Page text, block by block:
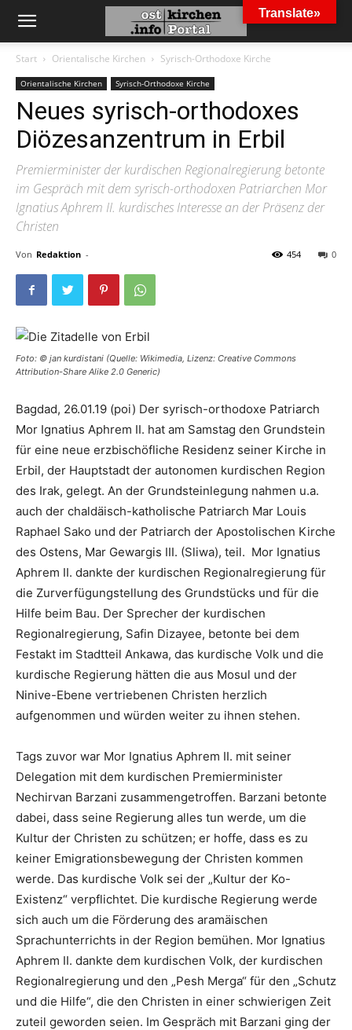
Start Orientalische Kirchen Syrisch-Orthodoxe Kirche
Orientalische Kirchen Syrisch-Orthodoxe Kirche
Neues syrisch-orthodoxes
Diözesanzentrum in Erbil
Premierminister der kurdischen Regionalregierung betonte
im Gespräch mit dem syrisch-orthodoxen Patriarchen Mor
Ignatius Aphrem II. kurdisches Interesse an der Präsenz der
Christen
Von Redaktion - 0
454
Foto: © jan kurdistani (Quelle: Wikimedia, Lizenz: Creative Commons
Attribution-Share Alike 2.0 Generic)
Bagdad, 26.01.19 (poi) Der syrisch-orthodoxe Patriarch
Mor Ignatius Aphrem II. hat am Samstag den Grundstein
für eine neue erzbischöfliche Residenz seiner Kirche in
Erbil, der Hauptstadt der autonomen kurdischen Region
des Irak, gelegt. An der Grundsteinlegung nahmen u.a.
auch der chaldäisch-katholische Patriarch Mar Louis
Raphael Sako und der Patriarch der Apostolischen Kirche
des Ostens, Mar Gewargis III. (Sliwa), teil. Mor Ignatius
Aphrem II. dankte der kurdischen Regionalregierung für
die Zurverfügungstellung des Grundstücks und für die
Hilfe beim Bau. Der Sprecher der kurdischen
Regionalregierung, Safin Dizayee, betonte bei dem
Festakt im Stadtteil Ankawa, das kurdische Volk und die
kurdische Regierung hätten die aus Mosul und der
Ninive-Ebene vertriebenen Christen herzlich
aufgenommen und würden weiter zu ihnen stehen.
Tags zuvor war Mor Ignatius Aphrem II. mit seiner
Delegation mit dem kurdischen Premierminister
Nechirvan Barzani zusammengetroffen. Barzani betonte
dabei, dass seine Regierung alles tun werde, um die
Kultur der Christen zu schützen; er hoffe, dass es zu
keiner Emigrationsbewegung der Christen kommen
werde. Das kurdische Volk sei der „Kultur der Ko-
Existenz“ verpflichtet. Die kurdische Regierung werde
sich auch um die Förderung des aramäischen
Sprachunterrichts in der Region bemühen. Mor Ignatius
Aphrem II. dankte dem kurdischen Volk, der kurdischen
Regionalregierung und den „Pesh Merga“ für den „Schutz
und die Hilfe“, die den Christen in einer schwierigen Zeit
zuteil geworden seien. Im Gespräch mit Barzani ging der
Translate»